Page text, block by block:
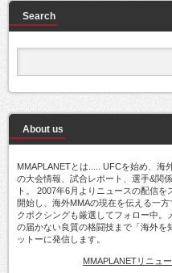
Search
About us
MMAPLANETとは..... UFCを始め、海
の大会情報、試合レポート、選手&関
ト。 2007年6月よりニュースの配信
開始し、海外MMAの現在を伝える一
クボクシングも厳選してフォロー中。
の届かない良質の格闘技まで「海外
ットーに発信します。
MMAPLANETリニュ